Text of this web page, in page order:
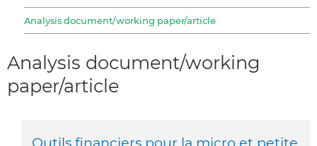
Analysis document/working paper/article
Analysis document/working
paper/article
Outils financiers pour la micro et petite